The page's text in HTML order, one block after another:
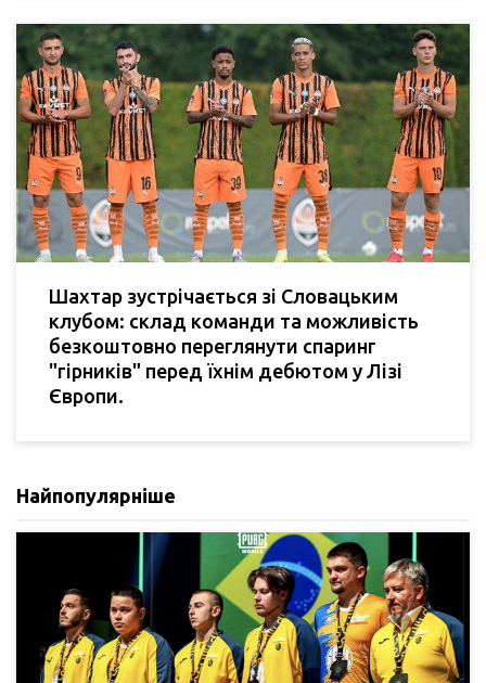
Шахтар зустрічається зі Словацьким
клубом: склад команди та можливість
безкоштовно переглянути спаринг
"гірників" перед їхнім дебютом у Лізі
Європи.
Найпопулярніше